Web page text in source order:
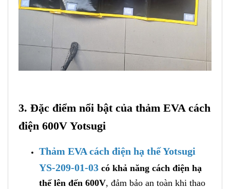
3. Đặc điểm nổi bật của thảm EVA cách
điện 600V Yotsugi
Thảm EVA cách điện hạ thế Yotsugi
YS-209-01-03 có khả năng cách điện hạ
thế lên đến 600V, đảm bảo an toàn khi thao